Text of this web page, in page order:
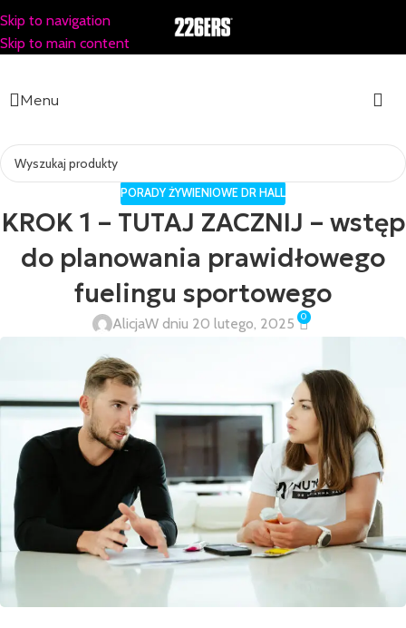
Skip to navigation
Skip to main content
Menu
PORADY ŻYWIENIOWE DR HALL
KROK 1 – TUTAJ ZACZNIJ – wstęp
do planowania prawidłowego
fuelingu sportowego
AlicjaW dniu 20 lutego, 2025 0